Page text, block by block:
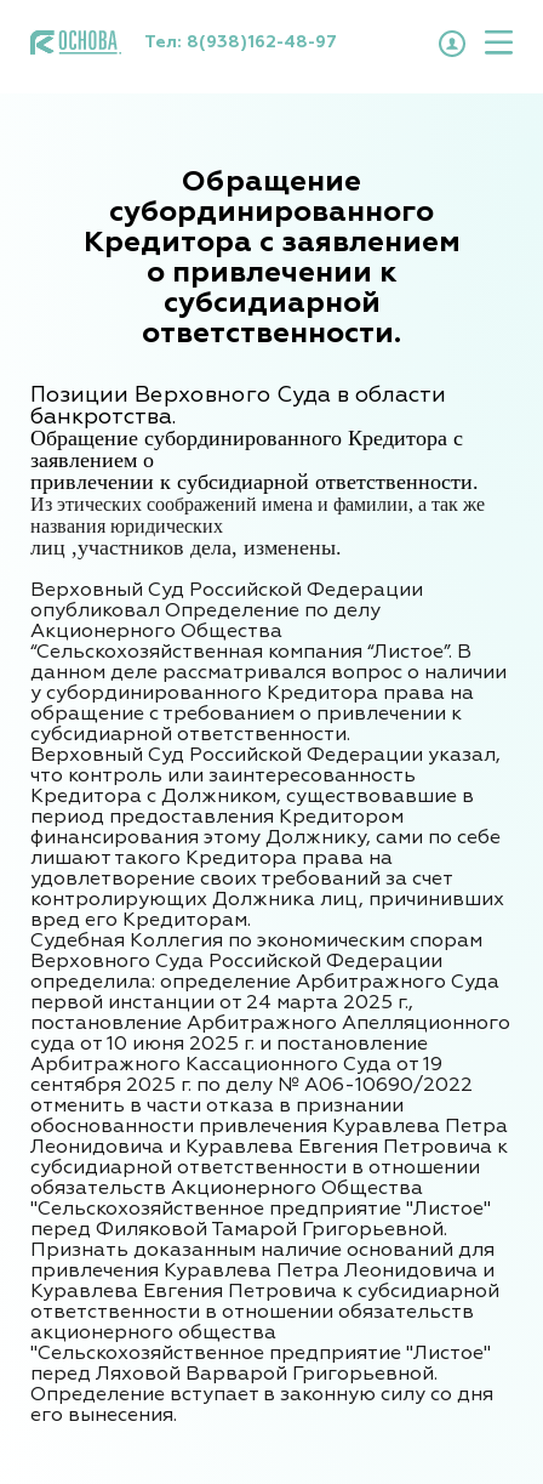
Тел: 8(938)162-48-97
Обращение
субординированного
Кредитора с заявлением
о привлечении к
субсидиарной
ответственности.
Позиции Верховного Суда в области
банкротства.
Обращение субординированного Кредитора с
заявлением о
привлечении к субсидиарной ответственности.
Из этических соображений имена и фамилии, а так же
названия юридических
лиц ,участников дела, изменены.
Верховный Суд Российской Федерации
опубликовал Определение по делу
Акционерного Общества
“Сельскохозяйственная компания “Листое”. В
данном деле рассматривался вопрос о наличии
у субординированного Кредитора права на
обращение с требованием о привлечении к
субсидиарной ответственности.
Верховный Суд Российской Федерации указал,
что контроль или заинтересованность
Кредитора с Должником, существовавшие в
период предоставления Кредитором
финансирования этому Должнику, сами по себе
лишают такого Кредитора права на
удовлетворение своих требований за счет
контролирующих Должника лиц, причинивших
вред его Кредиторам.
Судебная Коллегия по экономическим спорам
Верховного Суда Российской Федерации
определила: определение Арбитражного Суда
первой инстанции от 24 марта 2025 г.,
постановление Арбитражного Апелляционного
суда от 10 июня 2025 г. и постановление
Арбитражного Кассационного Суда от 19
сентября 2025 г. по делу № А06-10690/2022
отменить в части отказа в признании
обоснованности привлечения Куравлева Петра
Леонидовича и Куравлева Евгения Петровича к
субсидиарной ответственности в отношении
обязательств Акционерного Общества
"Сельскохозяйственное предприятие "Листое"
перед Филяковой Тамарой Григорьевной.
Признать доказанным наличие оснований для
привлечения Куравлева Петра Леонидовича и
Куравлева Евгения Петровича к субсидиарной
ответственности в отношении обязательств
акционерного общества
"Сельскохозяйственное предприятие "Листое"
перед Ляховой Варварой Григорьевной.
Определение вступает в законную силу со дня
его вынесения.